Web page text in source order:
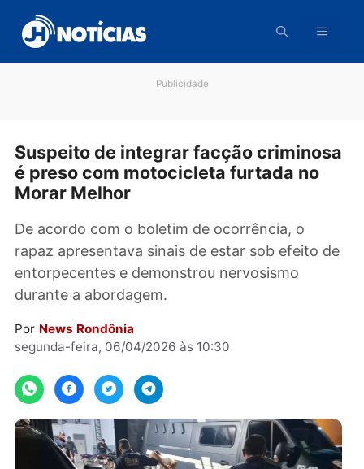
para
conteúdo
Suspeito de integrar facção
é preso com motocicleta furtada no
De acordo com o boletim de ocorrência, o
rapaz apresentava sinais de estar sob efeito
entorpecentes e demonstrou nervosismo
durante a abordagem.
segunda-feira, 06/04/2026 às 10:30